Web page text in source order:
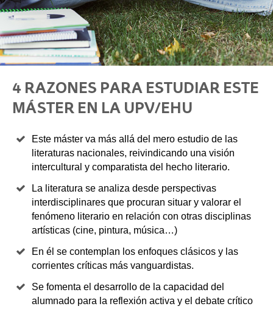
4 RAZONES PARA ESTUDIAR ESTE
MÁSTER EN LA UPV/EHU
Este máster va más allá del mero estudio de las
literaturas nacionales, reivindicando una visión
intercultural y comparatista del hecho literario.
La literatura se analiza desde perspectivas
interdisciplinares que procuran situar y valorar el
fenómeno literario en relación con otras disciplinas
artísticas (cine, pintura, música…)
En él se contemplan los enfoques clásicos y las
corrientes críticas más vanguardistas.
Se fomenta el desarrollo de la capacidad del
alumnado para la reflexión activa y el debate crítico